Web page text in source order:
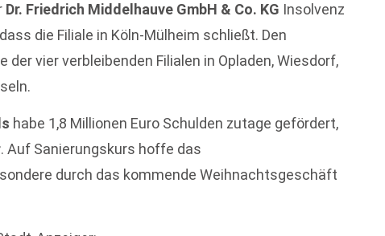
Dr. Friedrich Middelhauve GmbH & Co. KG Insolvenz
die Filiale in Köln-Mülheim schließt. Den
vier verbleibenden Filialen in Opladen, Wiesdorf,
habe 1,8 Millionen Euro Schulden zutage gefördert,
. Auf Sanierungskurs hoffe das
durch das kommende Weihnachtsgeschäft